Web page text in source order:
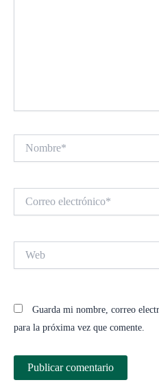
electrónico*
Guarda mi nombre, correo
para la próxima vez que comente.